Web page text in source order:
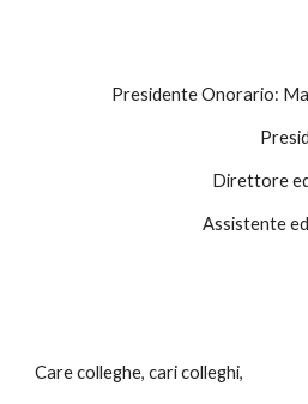
Presidente Onorario:
Direttore
Assistente
Care colleghe, cari colleghi,